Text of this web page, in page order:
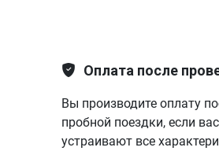
Оплата после
Вы производите оплату
пробной поездки, если вас
устраивают все